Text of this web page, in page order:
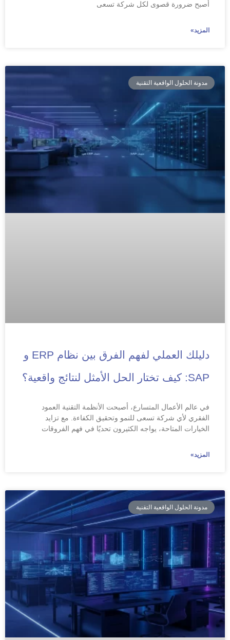
أصبح ضرورة قصوى لكل شركة تسعى
المزيد»
مدونة الحلول الواقعية التقنية
دليلك العملي لفهم الفرق بين نظام ERP و
SAP: كيف تختار الحل الأمثل لنتائج واقعية؟
في عالم الأعمال المتسارع، أصبحت الأنظمة التقنية العمود
الفقري لأي شركة تسعى للنمو وتحقيق الكفاءة. مع تزايد
الخيارات المتاحة، يواجه الكثيرون تحديًا في فهم الفروقات
المزيد»
مدونة الحلول الواقعية التقنية